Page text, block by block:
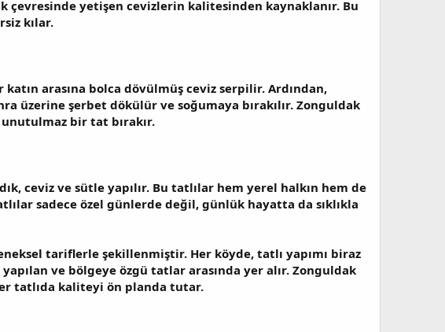
çevresinde yetişen cevizlerin kalitesinden kaynaklanır. Bu
kılar.
arasına bolca dövülmüş ceviz serpilir. Ardından,
üzerine şerbet dökülür ve soğumaya bırakılır. Zonguldak
bir tat bırakır.
ceviz ve sütle yapılır. Bu tatlılar hem yerel halkın hem de
sadece özel günlerde değil, günlük hayatta da sıklıkla
tariflerle şekillenmiştir. Her köyde, tatlı yapımı biraz
ve bölgeye özgü tatlar arasında yer alır. Zonguldak
tatlıda kaliteyi ön planda tutar.